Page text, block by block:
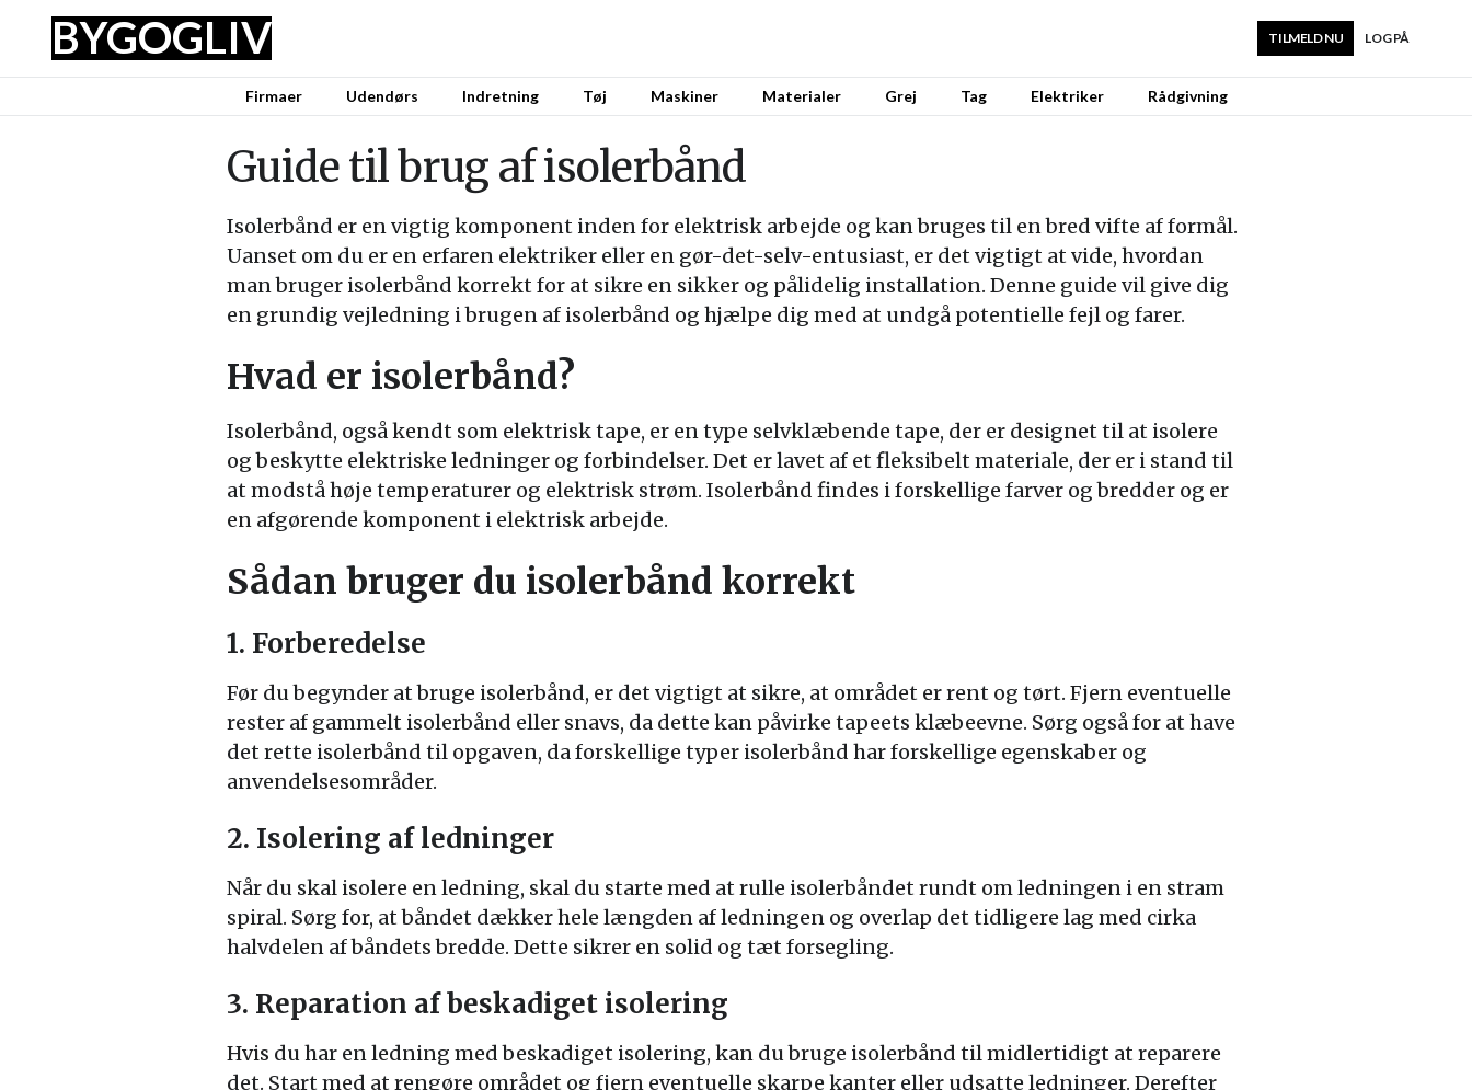
BYGOGLIV LOG PÅ
TILMELD NU
Firmaer Udendørs Indretning Tøj Maskiner Materialer Grej Tag Elektriker Rådgivning
Guide til brug af isolerbånd
Isolerbånd er en vigtig komponent inden for elektrisk arbejde og kan bruges til en bred vifte af formål.
Uanset om du er en erfaren elektriker eller en gør-det-selv-entusiast, er det vigtigt at vide, hvordan
man bruger isolerbånd korrekt for at sikre en sikker og pålidelig installation. Denne guide vil give dig
en grundig vejledning i brugen af isolerbånd og hjælpe dig med at undgå potentielle fejl og farer.
Hvad er isolerbånd?
Isolerbånd, også kendt som elektrisk tape, er en type selvklæbende tape, der er designet til at isolere
og beskytte elektriske ledninger og forbindelser. Det er lavet af et fleksibelt materiale, der er i stand til
at modstå høje temperaturer og elektrisk strøm. Isolerbånd findes i forskellige farver og bredder og er
en afgørende komponent i elektrisk arbejde.
Sådan bruger du isolerbånd korrekt
1. Forberedelse
Før du begynder at bruge isolerbånd, er det vigtigt at sikre, at området er rent og tørt. Fjern eventuelle
rester af gammelt isolerbånd eller snavs, da dette kan påvirke tapeets klæbeevne. Sørg også for at have
det rette isolerbånd til opgaven, da forskellige typer isolerbånd har forskellige egenskaber og
anvendelsesområder.
2. Isolering af ledninger
Når du skal isolere en ledning, skal du starte med at rulle isolerbåndet rundt om ledningen i en stram
spiral. Sørg for, at båndet dækker hele længden af ledningen og overlap det tidligere lag med cirka
halvdelen af båndets bredde. Dette sikrer en solid og tæt forsegling.
3. Reparation af beskadiget isolering
Hvis du har en ledning med beskadiget isolering, kan du bruge isolerbånd til midlertidigt at reparere
det. Start med at rengøre området og fjern eventuelle skarpe kanter eller udsatte ledninger. Derefter